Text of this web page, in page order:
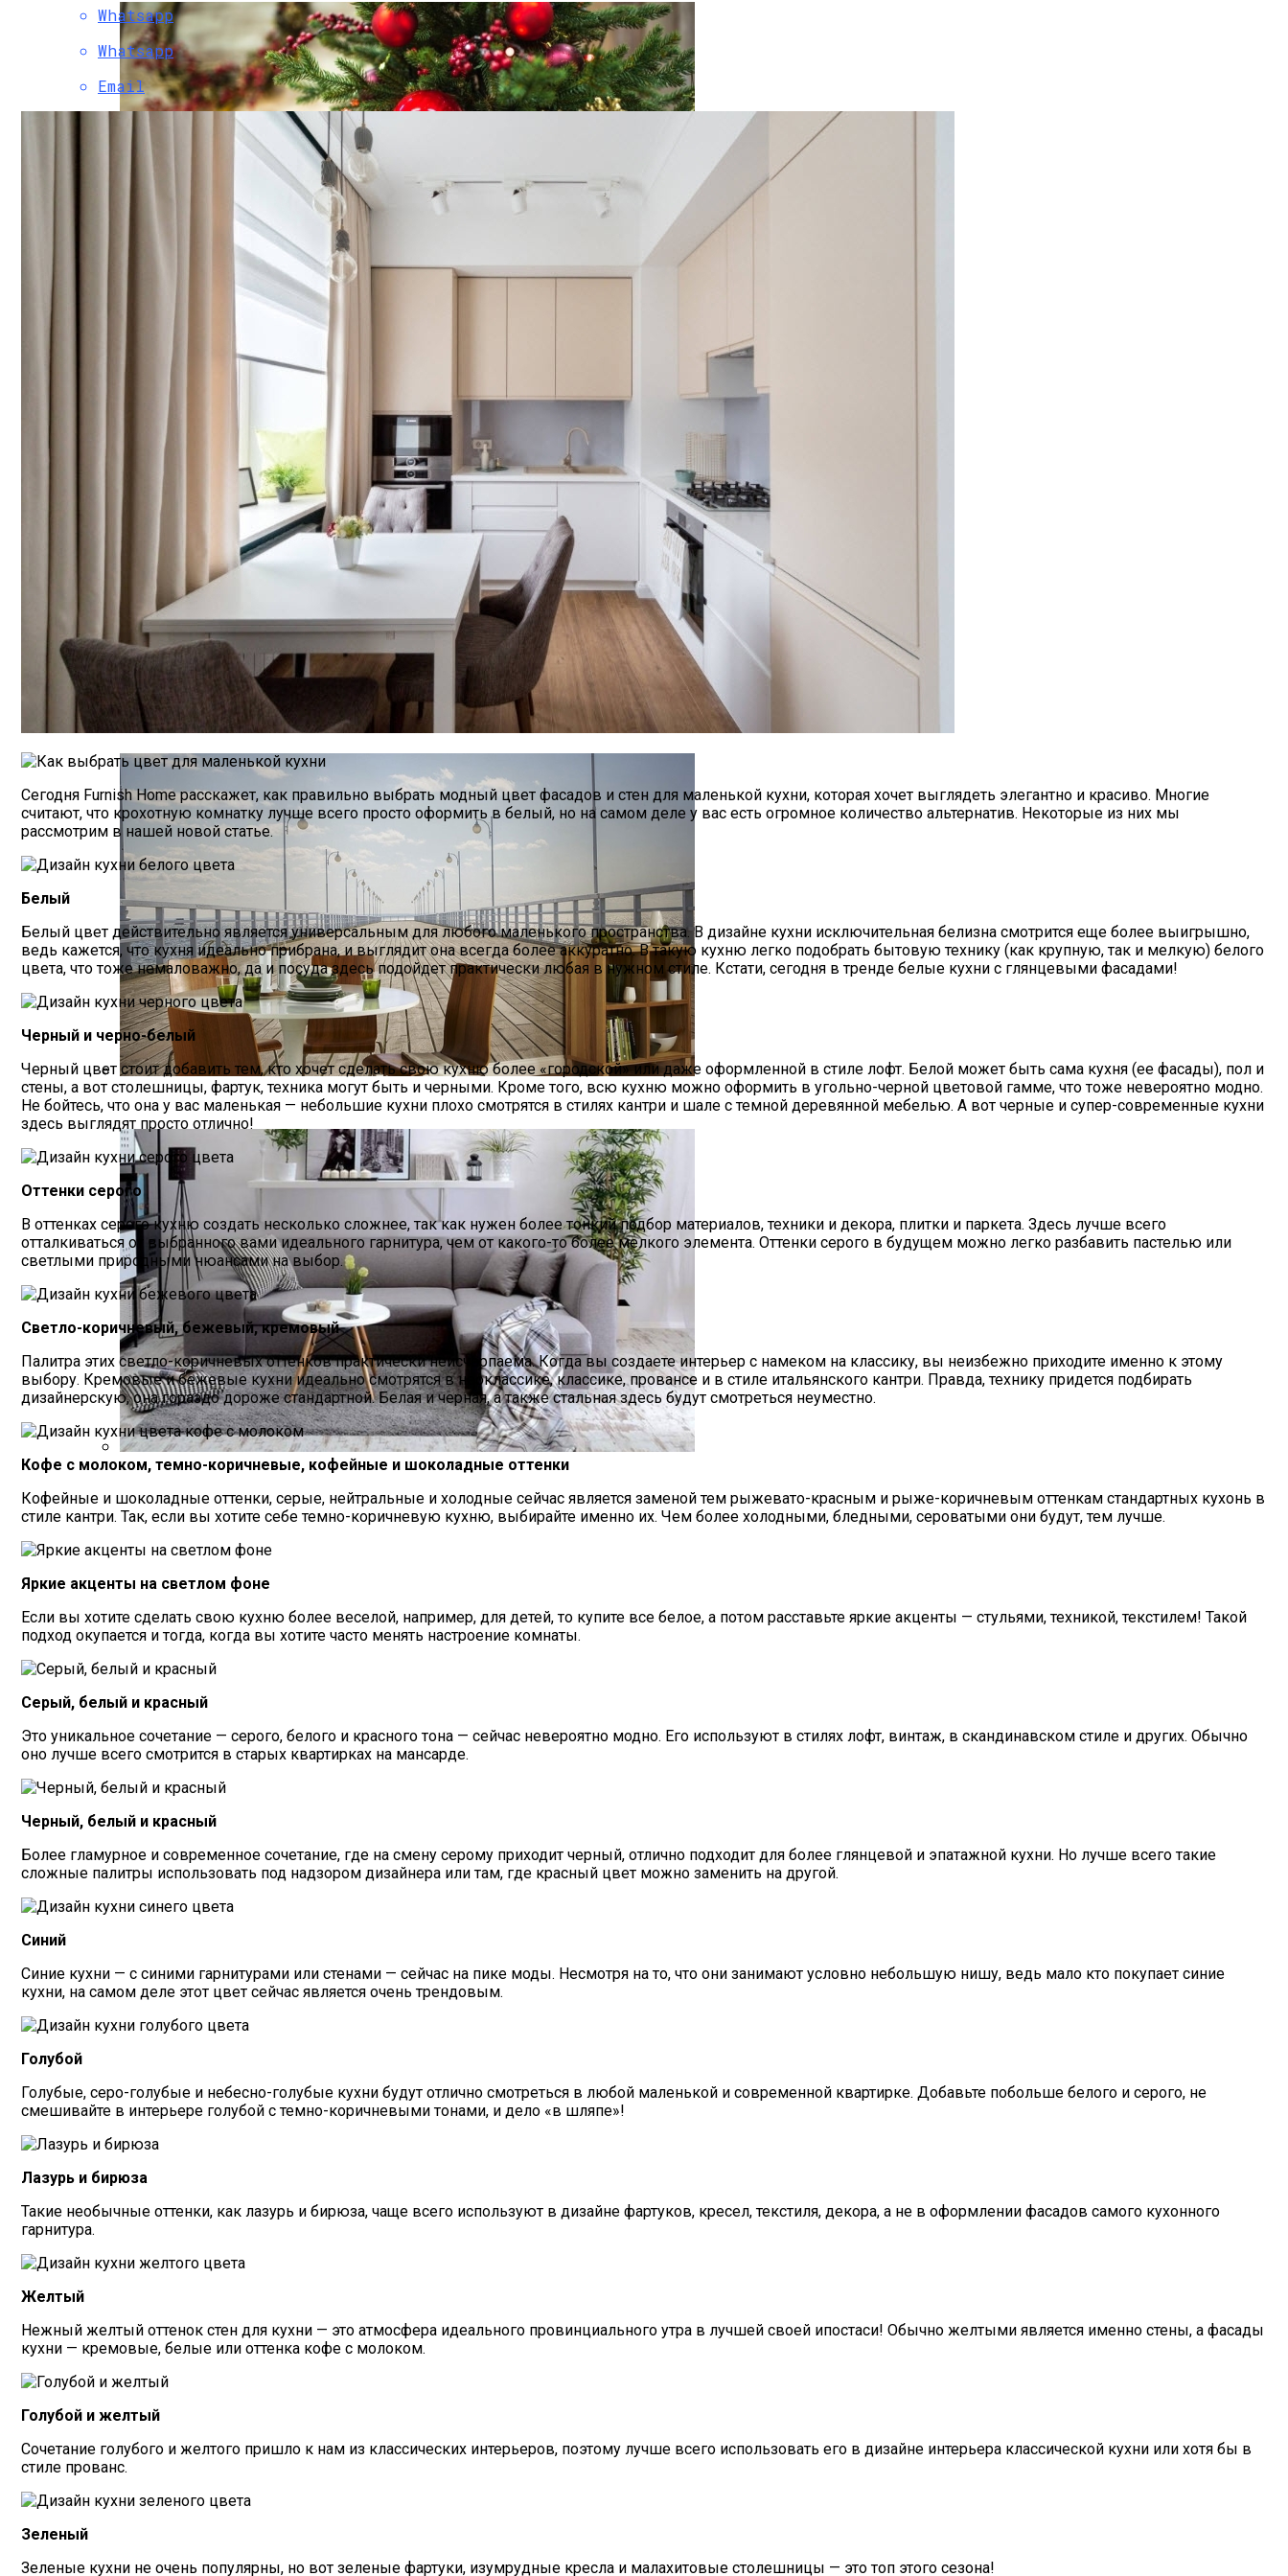
29 Идей Новогоднего Декора
Сервировка Стола По Знаку Зодиака
Фотообои Расширяющие Пространство Комнаты
Как Выбрать Правильный Диван Еврокнижку
Whatsapp
Whatsapp
Email
Сегодня Furnish Home расскажет, как правильно выбрать модный цвет фасадов и стен для маленькой кухни, которая хочет выглядеть элегантно и красиво. Многие
считают, что крохотную комнатку лучше всего просто оформить в белый, но на самом деле у вас есть огромное количество альтернатив. Некоторые из них мы
рассмотрим в нашей новой статье.
Белый
Белый цвет действительно является универсальным для любого маленького пространства. В дизайне кухни исключительная белизна смотрится еще более выигрышно,
ведь кажется, что кухня идеально прибрана, и выглядит она всегда более аккуратно. В такую кухню легко подобрать бытовую технику (как крупную, так и мелкую) белого
цвета, что тоже немаловажно, да и посуда здесь подойдет практически любая в нужном стиле. Кстати, сегодня в тренде белые кухни с глянцевыми фасадами!
Черный и черно-белый
Черный цвет стоит добавить тем, кто хочет сделать свою кухню более «городской» или даже оформленной в стиле лофт. Белой может быть сама кухня (ее фасады), пол и
стены, а вот столешницы, фартук, техника могут быть и черными. Кроме того, всю кухню можно оформить в угольно-черной цветовой гамме, что тоже невероятно модно.
Не бойтесь, что она у вас маленькая — небольшие кухни плохо смотрятся в стилях кантри и шале с темной деревянной мебелью. А вот черные и супер-современные кухни
здесь выглядят просто отлично!
Оттенки серого
В оттенках серого кухню создать несколько сложнее, так как нужен более тонкий подбор материалов, техники и декора, плитки и паркета. Здесь лучше всего
отталкиваться от выбранного вами идеального гарнитура, чем от какого-то более мелкого элемента. Оттенки серого в будущем можно легко разбавить пастелью или
светлыми природными нюансами на выбор.
Светло-коричневый, бежевый, кремовый
Палитра этих светло-коричневых оттенков практически неисчерпаема. Когда вы создаете интерьер с намеком на классику, вы неизбежно приходите именно к этому
выбору. Кремовые и бежевые кухни идеально смотрятся в неоклассике, классике, провансе и в стиле итальянского кантри. Правда, технику придется подбирать
дизайнерскую, она гораздо дороже стандартной. Белая и черная, а также стальная здесь будут смотреться неуместно.
Кофе с молоком, темно-коричневые, кофейные и шоколадные оттенки
Кофейные и шоколадные оттенки, серые, нейтральные и холодные сейчас является заменой тем рыжевато-красным и рыже-коричневым оттенкам стандартных кухонь в
стиле кантри. Так, если вы хотите себе темно-коричневую кухню, выбирайте именно их. Чем более холодными, бледными, сероватыми они будут, тем лучше.
Яркие акценты на светлом фоне
Если вы хотите сделать свою кухню более веселой, например, для детей, то купите все белое, а потом расставьте яркие акценты — стульями, техникой, текстилем! Такой
подход окупается и тогда, когда вы хотите часто менять настроение комнаты.
Серый, белый и красный
Это уникальное сочетание — серого, белого и красного тона — сейчас невероятно модно. Его используют в стилях лофт, винтаж, в скандинавском стиле и других. Обычно
оно лучше всего смотрится в старых квартирках на мансарде.
Черный, белый и красный
Более гламурное и современное сочетание, где на смену серому приходит черный, отлично подходит для более глянцевой и эпатажной кухни. Но лучше всего такие
сложные палитры использовать под надзором дизайнера или там, где красный цвет можно заменить на другой.
Синий
Синие кухни — с синими гарнитурами или стенами — сейчас на пике моды. Несмотря на то, что они занимают условно небольшую нишу, ведь мало кто покупает синие
кухни, на самом деле этот цвет сейчас является очень трендовым.
Голубой
Голубые, серо-голубые и небесно-голубые кухни будут отлично смотреться в любой маленькой и современной квартирке. Добавьте побольше белого и серого, не
смешивайте в интерьере голубой с темно-коричневыми тонами, и дело «в шляпе»!
Лазурь и бирюза
Такие необычные оттенки, как лазурь и бирюза, чаще всего используют в дизайне фартуков, кресел, текстиля, декора, а не в оформлении фасадов самого кухонного
гарнитура.
Желтый
Нежный желтый оттенок стен для кухни — это атмосфера идеального провинциального утра в лучшей своей ипостаси! Обычно желтыми является именно стены, а фасады
кухни — кремовые, белые или оттенка кофе с молоком.
Голубой и желтый
Сочетание голубого и желтого пришло к нам из классических интерьеров, поэтому лучше всего использовать его в дизайне интерьера классической кухни или хотя бы в
стиле прованс.
Зеленый
Зеленые кухни не очень популярны, но вот зеленые фартуки, изумрудные кресла и малахитовые столешницы — это топ этого сезона!